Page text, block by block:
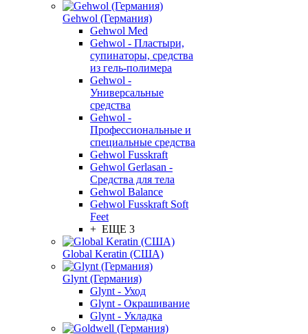
Gehwol (Германия)
Gehwol Med
Gehwol - Пластыри,
супинаторы, средства
из гель-полимера
Gehwol -
Универсальные
средства
Gehwol -
Профессиональные и
специальные средства
Gehwol Fusskraft
Gehwol Gerlasan -
Средства для тела
Gehwol Balance
Gehwol Fusskraft Soft
Feet
+ ЕЩЕ 3
Global Keratin (США)
Glynt (Германия)
Glynt - Уход
Glynt - Окрашивание
Glynt - Укладка